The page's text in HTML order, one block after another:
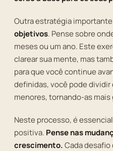
Outra estratégia
objetivos. Pense sobre
meses ou um ano. Este
clarear sua mente, mas
para que você continue
definidas, você pode dividir
menores, tornando-as
Neste processo, é
positiva. Pense nas
crescimento.Cada